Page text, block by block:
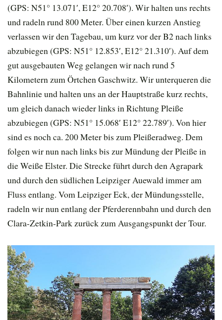
(GPS: N51° 13.071′, E12° 20.708′). Wir halten uns rechts
und radeln rund 800 Meter. Über einen kurzen Anstieg
verlassen wir den Tagebau, um kurz vor der B2 nach links
abzubiegen (GPS: N51° 12.853′, E12° 21.310′). Auf dem
gut ausgebauten Weg gelangen wir nach rund 5
Kilometern zum Örtchen Gaschwitz. Wir unterqueren die
Bahnlinie und halten uns an der Hauptstraße kurz rechts,
um gleich danach wieder links in Richtung Pleiße
abzubiegen (GPS: N51° 15.068′ E12° 22.789′). Von hier
sind es noch ca. 200 Meter bis zum Pleißeradweg. Dem
folgen wir nun nach links bis zur Mündung der Pleiße in
die Weiße Elster. Die Strecke führt durch den Agrapark
und durch den südlichen Leipziger Auewald immer am
Fluss entlang. Vom Leipziger Eck, der Mündungsstelle,
radeln wir nun entlang der Pferderennbahn und durch den
Clara-Zetkin-Park zurück zum Ausgangspunkt der Tour.